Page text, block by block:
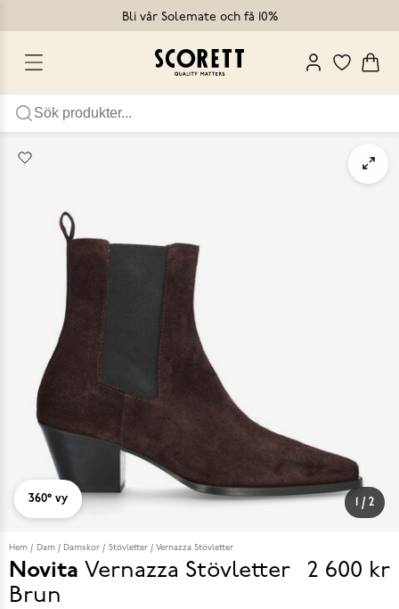
Bli vår Solemate och få 10%
/ 2
360° vy
Hem Dam Damskor Stövletter Vernazza Stövletter
Novita Vernazza Stövletter
Brun
Pris
2 600 kr